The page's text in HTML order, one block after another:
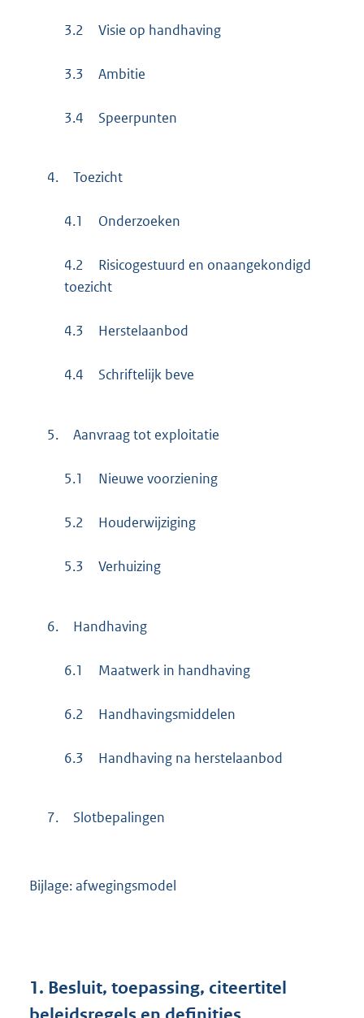
3.2 Visie op handhaving
3.3 Ambitie
3.4 Speerpunten
4. Toezicht
4.1 Onderzoeken
4.2
Risicogestuurd en onaangekondigd
toezicht
4.3 Herstelaanbod
4.4 Schriftelijk beve
5. Aanvraag tot exploitatie
5.1 Nieuwe voorziening
5.2 Houderwijziging
5.3 Verhuizing
6. Handhaving
6.1 Maatwerk in handhaving
6.2 Handhavingsmiddelen
6.3 Handhaving na herstelaanbod
7. Slotbepalingen
Bijlage: afwegingsmodel
1. Besluit, toepassing, citeertitel